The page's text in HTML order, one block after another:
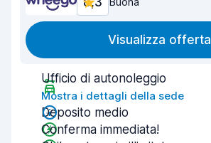
Visualizza offerta
Ufficio di autonoleggio
Mostra i dettagli della sede
Deposito medio
Conferma immediata!